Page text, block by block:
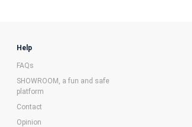
Help
FAQs
SHOWROOM, a fun and safe
platform
Contact
Opinion